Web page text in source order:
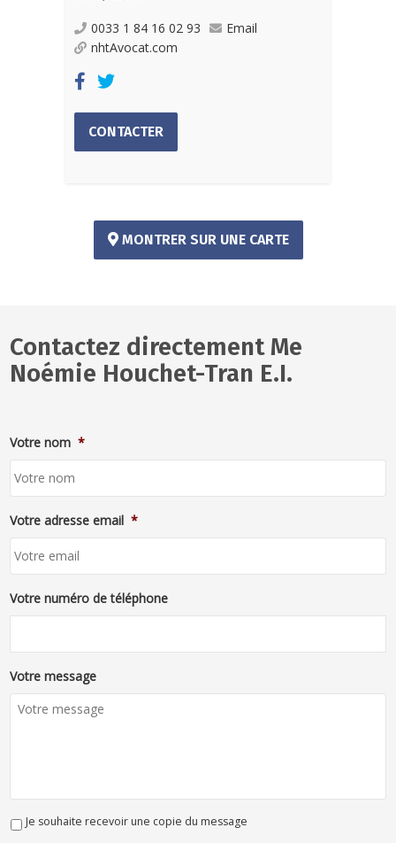
0033 1 84 16 02 93
Email
nhtAvocat.com
CONTACTER
MONTRER SUR UNE CARTE
Contactez directement Me
Noémie Houchet-Tran E.I.
Votre nom *
Votre adresse email *
Votre numéro de téléphone
Votre message
Je souhaite recevoir une copie du message